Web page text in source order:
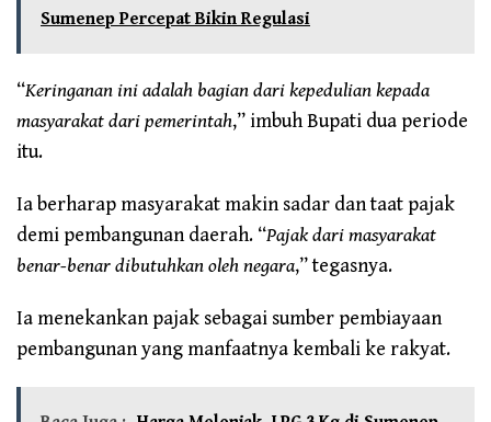
Sumenep Percepat Bikin Regulasi
“Keringanan ini adalah bagian dari kepedulian kepada
masyarakat dari pemerintah,” imbuh Bupati dua periode
itu.
Ia berharap masyarakat makin sadar dan taat pajak
demi pembangunan daerah. “Pajak dari masyarakat
benar-benar dibutuhkan oleh negara,” tegasnya.
Ia menekankan pajak sebagai sumber pembiayaan
pembangunan yang manfaatnya kembali ke rakyat.